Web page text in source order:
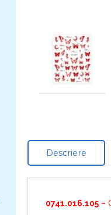
Descriere
0741.016.105 –